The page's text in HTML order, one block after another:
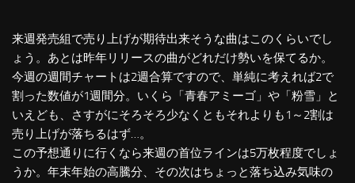
来週発売組で売り上げが期待出来そうな曲はこのくらいでし
ょう。あとは昨年リリースの曲がどれだけ勢いを保てるか。
今週の週間チャートは2週合算ですので、単純に考えれば2で
割った数値が1週間分。いくら「青春アミーゴ」や「粉雪」と
いえども、さすがにそろそろ少なくともそれよりも1～2割は
売り上げが落ちるはず…。
この予想通りに行くなら来週の首位ラインは5万枚程度でしょ
うか。年末年始の高騰分、その次はちょっと落ち込み気味の